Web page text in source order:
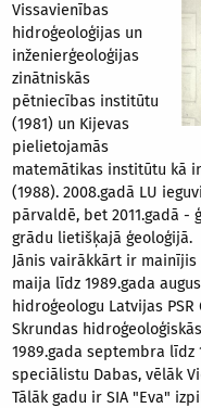
Vissavienības
hidroģeoloģijas un
inženierģeoloģijas
zinātniskās
pētniecības institūtu
(1981) un Kijevas
pielietojamās
matemātikas institūtu kā
(1988). 2008.gadā LU
pārvaldē, bet 2011.gadā -
grādu lietišķajā ģeoloģijā.
Jānis vairākkārt ir
maija līdz 1989.gada
hidroģeologu Latvijas
Skrundas
1989.gada septembra līdz
speciālistu Dabas, vēlāk
Tālāk gadu ir SIA "Eva"